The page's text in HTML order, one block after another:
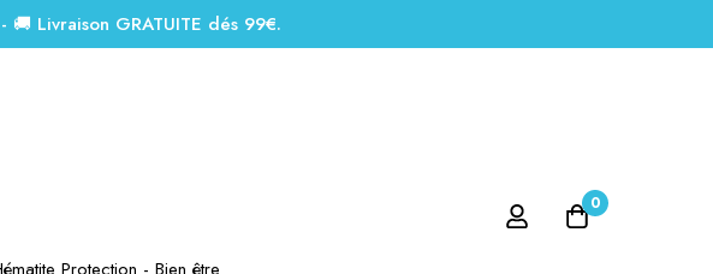
Livraison GRATUITE dés 99€.
0